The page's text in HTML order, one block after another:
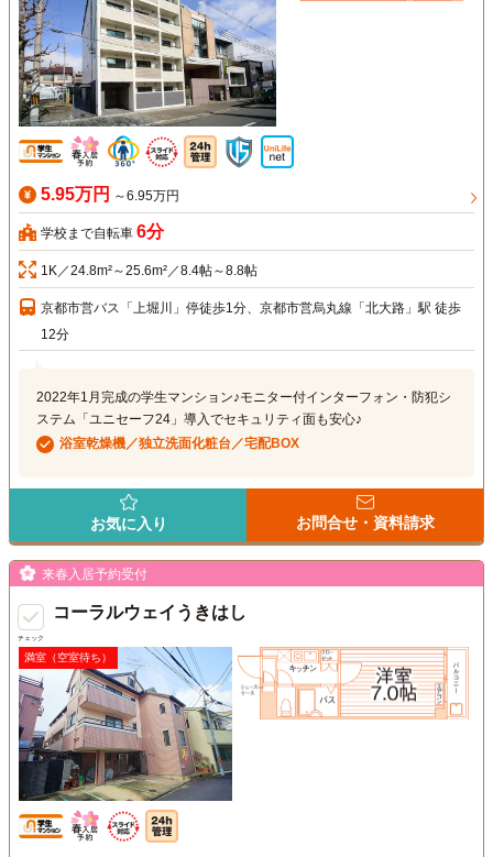
5.95万円 ～6.95万円
学校まで自転車 6分
1K／24.8m²～25.6m²／8.4帖～8.8帖
京都市営バス「上堀川」停徒歩1分、京都市営烏丸線「北大路」駅 徒歩
12分
2022年1月完成の学生マンション♪モニター付インターフォン・防犯シ
ステム「ユニセーフ24」導入でセキュリティ面も安心♪
浴室乾燥機／独立洗面化粧台／宅配BOX
お気に入り お問合せ・資料請求
チェック
来春入居予約受付
コーラルウェイうきはし
満室（空室待ち）